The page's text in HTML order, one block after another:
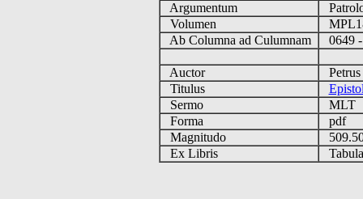
Argumentum
Volumen
Ab Columna ad Culumnam
0649
Auctor
Petrus
Titulus
Sermo
MLT
Forma
pdf
Magnitudo
Ex Libris